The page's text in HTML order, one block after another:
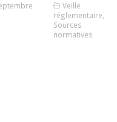
Veille
réglementaire
Sources
normatives